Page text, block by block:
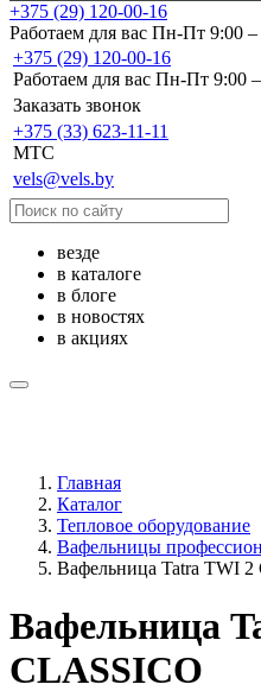
+375 (29) 120-00-16
Работаем для вас Пн-Пт 9:00 –
+375 (29) 120-00-16
Работаем для вас Пн-Пт 9:00
Заказать звонок
+375 (33) 623-11-11
MTC
vels@vels.by
везде
в каталоге
в блоге
в новостях
в акциях
Главная
Каталог
Тепловое оборудование
Вафельницы
Вафельница Tatra TWI 2
Вафельница
CLASSICO